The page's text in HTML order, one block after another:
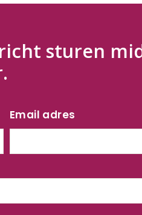
sturen
Email adres